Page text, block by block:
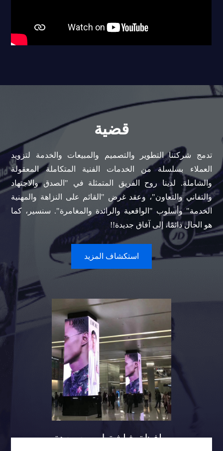
قضية
تدمج شركتنا التطوير والتصميم والمبيعات والخدمة لتزويد
العملاء بسلسلة من الخدمات الفنية المتكاملة المعقولة
والشاملة. لدينا روح الفريق المتمثلة في "الصدق والاجتهاد
والتفاني والتعاون"، وعقد غرض "القائم على النزاهة والمهنية
الخدمة" وأسلوب "الواقعية والرائدة والمغامرة". سنسير، كما
هو الحال دائمًا، إلى آفاق جديدة!!
استكشاف المزيد
حافظة شاشة لعمود ردهة